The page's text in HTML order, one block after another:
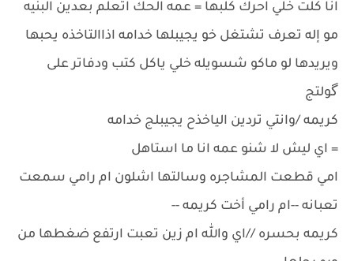
انا كلت خلي احرك كلبها = عمه الحك اتعلم بعدين البنيه
مو إله تعرف تشتغل خو يجيبلها خدامه اذاالتاخذه يحبها
ويريدها لو ماكو شسويله خلي ياكل كتب ودفاتر على
گولتج
كريمه /وانتي تردين الياخذح يجيبلج خدامه
= اي ليش لا شنو عمه انا ما استاهل
امي قطعت المشاجره وسالتها اشلون ام رامي سمعت
تعبانه --ام رامي أخت كريمه --
كريمه بحسره //اي والله ام زين تعبت ارتفع ضغطها من